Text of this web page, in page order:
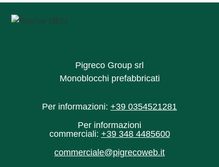
Pigreco Group srl
Monoblocchi prefabbricati
Per informazioni: +39 0354521281
Per informazioni
commerciali: +39 348 4485600‬
commerciale@pigrecoweb.it